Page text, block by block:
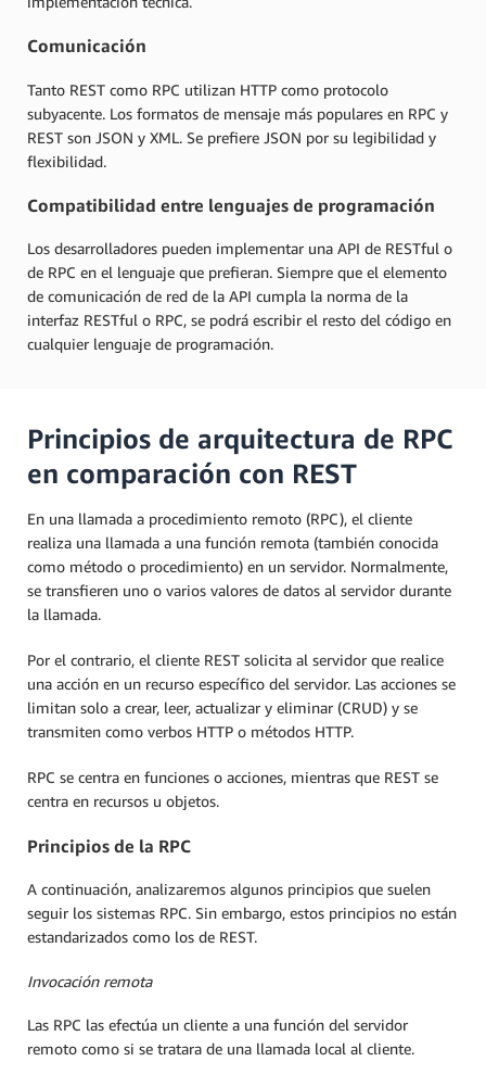
Comunicación
Tanto REST como RPC utilizan HTTP como protocolo
subyacente. Los formatos de mensaje más populares en RPC y
REST son JSON y XML. Se prefiere JSON por su legibilidad y
flexibilidad.
Compatibilidad entre lenguajes de programación
Los desarrolladores pueden implementar una API de RESTful o
de RPC en el lenguaje que prefieran. Siempre que el elemento
de comunicación de red de la API cumpla la norma de la
interfaz RESTful o RPC, se podrá escribir el resto del código en
cualquier lenguaje de programación.
Principios de arquitectura de RPC
en comparación con REST
En una llamada a procedimiento remoto (RPC), el cliente
realiza una llamada a una función remota (también conocida
como método o procedimiento) en un servidor. Normalmente,
se transfieren uno o varios valores de datos al servidor durante
la llamada.
Por el contrario, el cliente REST solicita al servidor que realice
una acción en un recurso específico del servidor. Las acciones se
limitan solo a crear, leer, actualizar y eliminar (CRUD) y se
transmiten como verbos HTTP o métodos HTTP.
RPC se centra en funciones o acciones, mientras que REST se
centra en recursos u objetos.
Principios de la RPC
A continuación, analizaremos algunos principios que suelen
seguir los sistemas RPC. Sin embargo, estos principios no están
estandarizados como los de REST.
Invocación remota
Las RPC las efectúa un cliente a una función del servidor
remoto como si se tratara de una llamada local al cliente.